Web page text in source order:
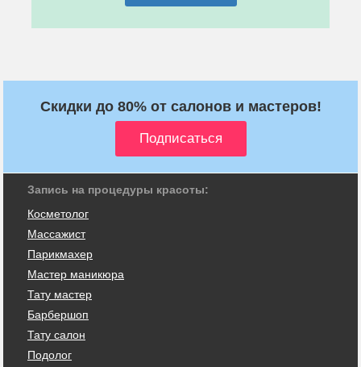
Скидки до 80% от салонов и мастеров!
Запись на процедуры красоты:
Косметолог
Массажист
Парикмахер
Мастер маникюра
Тату мастер
Барбершоп
Тату салон
Подолог